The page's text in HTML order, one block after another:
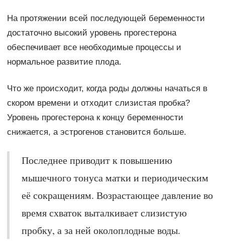
На протяжении всей последующей беременности
достаточно высокий уровень прогестерона
обеспечивает все необходимые процессы и
нормальное развитие плода.
Что же происходит, когда роды должны начаться в
скором времени и отходит слизистая пробка?
Уровень прогестерона к концу беременности
снижается, а эстрогенов становится больше.
Последнее приводит к повышению
мышечного тонуса матки и периодическим
её сокращениям. Возрастающее давление во
время схваток выталкивает слизистую
пробку, а за ней околоплодные воды.